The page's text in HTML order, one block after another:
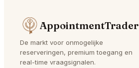
AppointmentTrader
De markt voor onmogelijke
reserveringen, premium toegang en
real-time vraagsignalen.